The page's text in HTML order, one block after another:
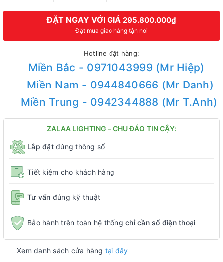
ĐẶT NGAY VỚI GIÁ 295.800.000₫
Đặt mua giao hàng tận nơi
Hotline đặt hàng:
Miền Bắc - 0971043999 (Mr Hiệp)
Miền Nam - 0944840666 (Mr Danh)
Miền Trung - 0942344888 (Mr T.Anh)
ZALAA LIGHTING – CHU ĐÁO TIN CẬY:
Lắp đặtđúng thông số
Tiết kiệm cho khách hàng
Tư vấn đúng kỹ thuật
Bảo hành trên toàn hệ thống chỉ cần số điện thoại
Xem danh sách cửa hàng tại đây